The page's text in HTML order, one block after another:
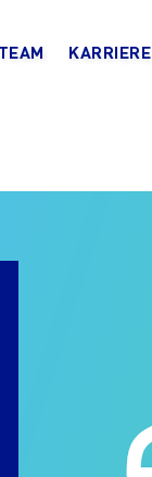
TEAM KARRIERE